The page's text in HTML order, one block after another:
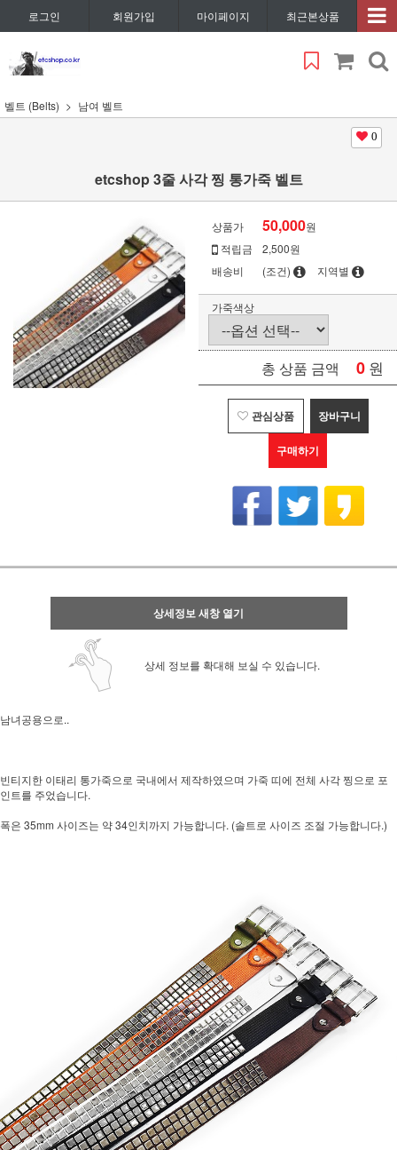
로그인 회원가입 마이페이지 최근본상품
벨트 (Belts) 남여 벨트
0
etcshop 3줄 사각 찡 통가죽 벨트
상품가 50,000원
적립금
2,500원
배송비
(조건) 지역별
가죽색상
총 상품 금액 0 원
관심상품 장바구니
구매하기
상세정보 새창 열기
상세 정보를 확대해 보실 수 있습니다.
남녀공용으로..
빈티지한 이태리 통가죽으로 국내에서 제작하였으며 가죽 띠에 전체 사각 찡으로 포
인트를 주었습니다.
폭은 35mm 사이즈는 약 34인치까지 가능합니다. (솔트로 사이즈 조절 가능합니다.)